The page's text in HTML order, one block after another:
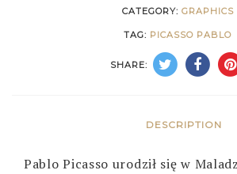
CATEGORY: GRAPHICS
TAG: PICASSO PABLO
SHARE:
DESCRIPTION
Pablo Picasso urodził się w